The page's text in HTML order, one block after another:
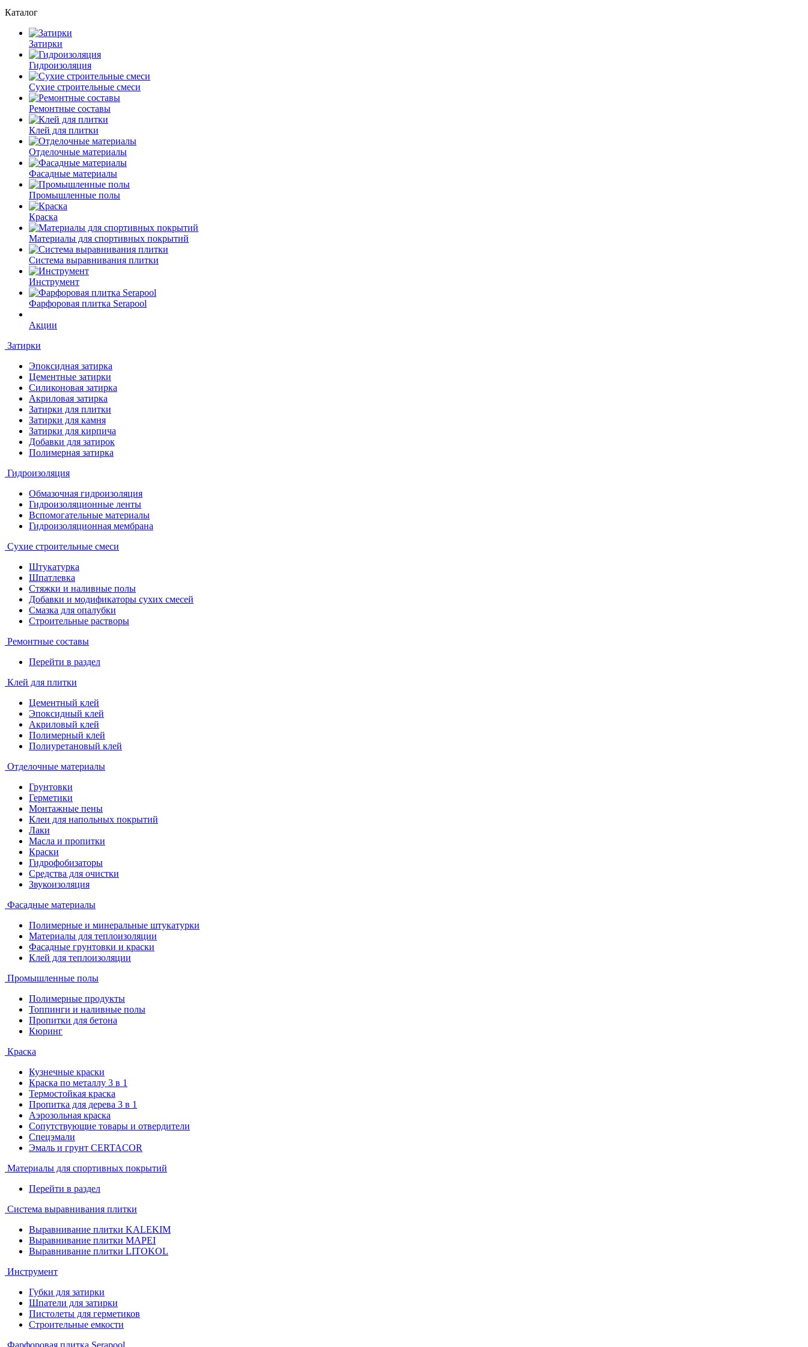
Каталог
Затирки
Гидроизоляция
Сухие строительные смеси
Ремонтные составы
Клей для плитки
Отделочные материалы
Фасадные материалы
Промышленные полы
Краска
Материалы для спортивных покрытий
Система выравнивания плитки
Инструмент
Фарфоровая плитка Serapool
Акции
Затирки
Эпоксидная затирка
Цементные затирки
Силиконовая затирка
Акриловая затирка
Затирки для плитки
Затирки для камня
Затирки для кирпича
Добавки для затирок
Полимерная затирка
Гидроизоляция
Обмазочная гидроизоляция
Гидроизоляционные ленты
Вспомогательные материалы
Гидроизоляционная мембрана
Сухие строительные смеси
Штукатурка
Шпатлевка
Стяжки и наливные полы
Добавки и модификаторы сухих смесей
Смазка для опалубки
Строительные растворы
Ремонтные составы
Перейти в раздел
Клей для плитки
Цементный клей
Эпоксидный клей
Акриловый клей
Полимерный клей
Полиуретановый клей
Отделочные материалы
Грунтовки
Герметики
Монтажные пены
Клеи для напольных покрытий
Лаки
Масла и пропитки
Краски
Гидрофобизаторы
Средства для очистки
Звукоизоляция
Фасадные материалы
Полимерные и минеральные штукатурки
Материалы для теплоизоляции
Фасадные грунтовки и краски
Клей для теплоизоляции
Промышленные полы
Полимерные продукты
Топпинги и наливные полы
Пропитки для бетона
Кюринг
Краска
Кузнечные краски
Краска по металлу 3 в 1
Термостойкая краска
Пропитка для дерева 3 в 1
Аэрозольная краска
Сопутствующие товары и отвердители
Спецэмали
Эмаль и грунт CERTACOR
Материалы для спортивных покрытий
Перейти в раздел
Система выравнивания плитки
Выравнивание плитки KALEKIM
Выравнивание плитки MAPEI
Выравнивание плитки LITOKOL
Инструмент
Губки для затирки
Шпатели для затирки
Пистолеты для герметиков
Строительные емкости
Фарфоровая плитка Serapool